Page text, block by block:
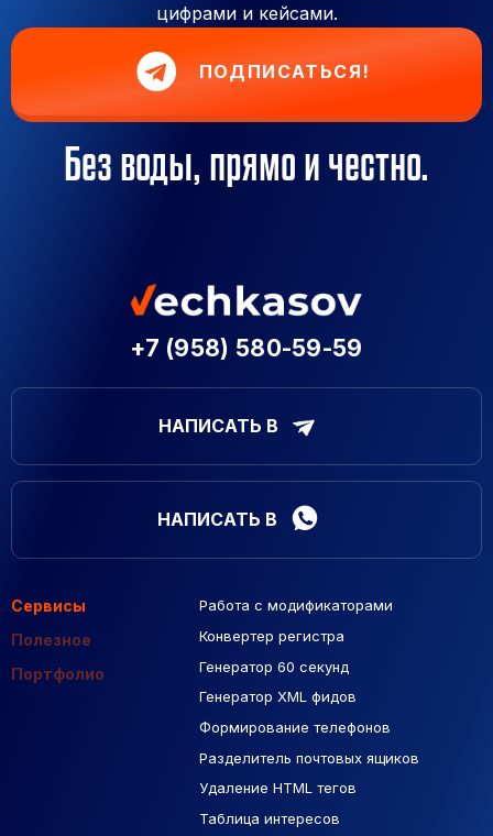
цифрами и кейсами.
ПОДПИСАТЬСЯ!
Без воды, прямо и честно.
+7 (958) 580-59-59
НАПИСАТЬ В
НАПИСАТЬ В
Сервисы
Полезное
Портфолио
Работа с модификаторами
Конвертер регистра
Генератор 60 секунд
Генератор XML фидов
Формирование телефонов
Разделитель почтовых ящиков
Удаление HTML тегов
Таблица интересов
Подборка сайтов
Макеты Figma
База Яндекс Карты
РСЯ площадки
Созданные сайты
Контекстная реклама